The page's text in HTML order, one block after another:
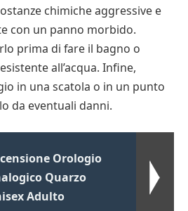
chimiche aggressive e
con un panno morbido.
prima di fare il bagno o
all’acqua. Infine,
in una scatola o in un punto
da eventuali danni.
Orologio
Quarzo
Adulto